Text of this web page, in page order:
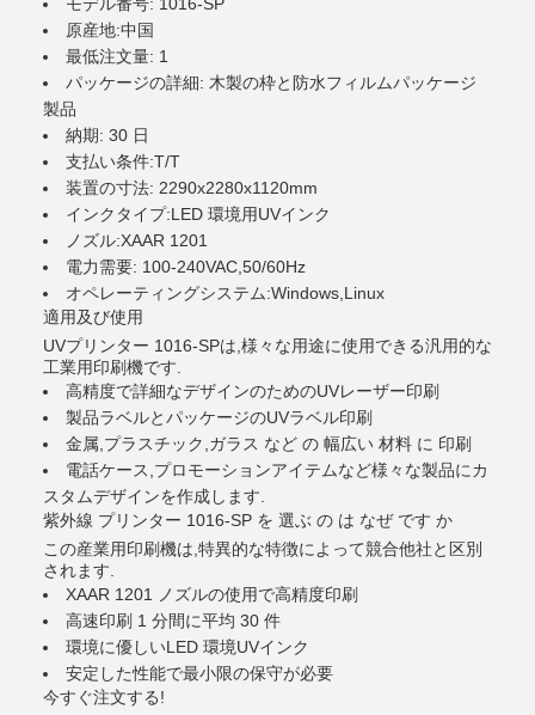
原産地:中国
最低注文量: 1
パッケージの詳細: 木製の枠と防水フィルムパッケージ
製品
納期: 30 日
支払い条件:T/T
装置の寸法: 2290x2280x1120mm
インクタイプ:LED 環境用UVインク
ノズル:XAAR 1201
電力需要: 100-240VAC,50/60Hz
オペレーティングシステム:Windows,Linux
適用及び使用
UVプリンター 1016-SPは,様々な用途に使用できる汎用的な
工業用印刷機です.
高精度で詳細なデザインのためのUVレーザー印刷
製品ラベルとパッケージのUVラベル印刷
金属,プラスチック,ガラス など の 幅広い 材料 に 印刷
電話ケース,プロモーションアイテムなど様々な製品にカ
スタムデザインを作成します.
紫外線 プリンター 1016-SP を 選ぶ の は なぜ です か
この産業用印刷機は,特異的な特徴によって競合他社と区別
されます.
XAAR 1201 ノズルの使用で高精度印刷
高速印刷 1 分間に平均 30 件
環境に優しいLED 環境UVインク
安定した性能で最小限の保守が必要
今すぐ注文する!